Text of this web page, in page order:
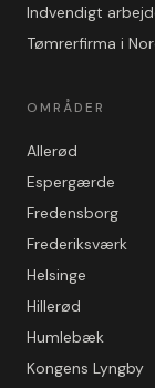
Indvendigt
Tømrerfirma i
OMRÅDER
Allerød
Espergærde
Fredensborg
Frederiksværk
Helsinge
Hillerød
Humlebæk
Kongens Lyngby